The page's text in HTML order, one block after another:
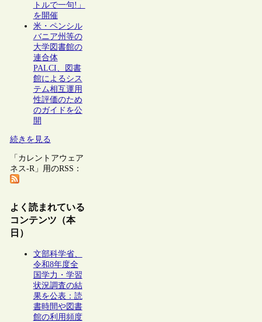
トルで一句!」
を開催
米・ペンシル
バニア州等の
大学図書館の
連合体
PALCI、図書
館によるシス
テム相互運用
性評価のため
のガイドを公
開
続きを見る
「カレントアウェア
ネス-R」用のRSS：
よく読まれている
コンテンツ（本
日）
文部科学省、
令和8年度全
国学力・学習
状況調査の結
果を公表：読
書時間や図書
館の利用頻度